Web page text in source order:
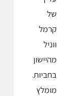
של
קרמל
ווניל
מהיישון
בחביות.
מומלץ